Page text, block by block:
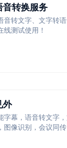
音转换服务
音转文字、文字转
线测试使用！
外
字幕，语音转文字
图像识别，会议同传